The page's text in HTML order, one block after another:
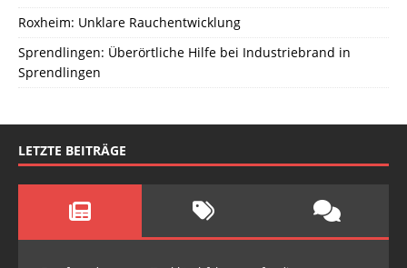
Roxheim: Unklare Rauchentwicklung
Sprendlingen: Überörtliche Hilfe bei Industriebrand in
Sprendlingen
LETZTE BEITRÄGE